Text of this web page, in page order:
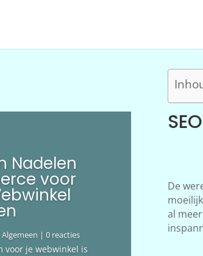
Nadelen
voor
Algemeen | 0 reacties
voor je webwinkel is
De
al